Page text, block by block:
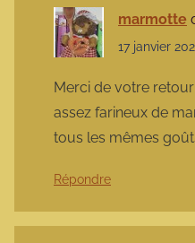
marmotte
17 janvier
Merci de votre
assez farineux de
tous les mêmes
Répondre